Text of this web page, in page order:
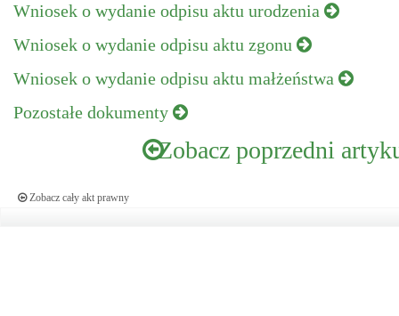
Wniosek o wydanie odpisu aktu urodzenia
Wniosek o wydanie odpisu aktu zgonu
Wniosek o wydanie odpisu aktu małżeństwa
Pozostałe dokumenty
Zobacz poprzedni
Zobacz cały akt prawny